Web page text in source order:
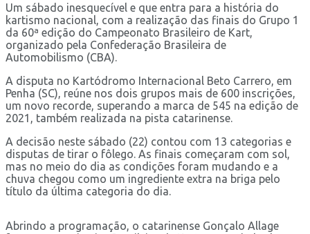
Um sábado inesquecível e que entra para a história do
kartismo nacional, com a realização das finais do Grupo 1
da 60ª edição do Campeonato Brasileiro de Kart,
organizado pela Confederação Brasileira de
Automobilismo (CBA).
A disputa no Kartódromo Internacional Beto Carrero, em
Penha (SC), reúne nos dois grupos mais de 600 inscrições,
um novo recorde, superando a marca de 545 na edição de
2021, também realizada na pista catarinense.
A decisão neste sábado (22) contou com 13 categorias e
disputas de tirar o fôlego. As finais começaram com sol,
mas no meio do dia as condições foram mudando e a
chuva chegou como um ingrediente extra na briga pelo
título da última categoria do dia.
Abrindo a programação, o catarinense Gonçalo Allage